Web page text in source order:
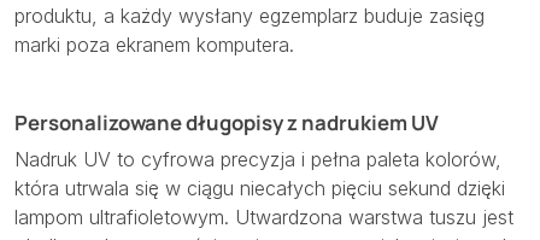
produktu, a każdy wysłany egzemplarz buduje zasięg
marki poza ekranem komputera.
Personalizowane długopisy z nadrukiem UV
Nadruk UV to cyfrowa precyzja i pełna paleta kolorów,
która utrwala się w ciągu niecałych pięciu sekund dzięki
lampom ultrafioletowym. Utwardzona warstwa tuszu jest